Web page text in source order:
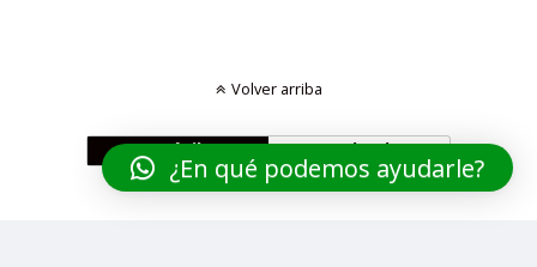
Volver arriba
Móvil Escritorio
¿En qué podemos ayudarle?